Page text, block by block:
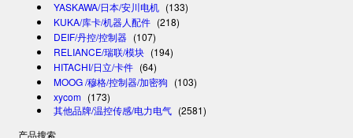
YASKAWA/日本/安川电机 (133)
KUKA/库卡/机器人配件 (218)
DEIF/丹控/控制器 (107)
RELIANCE/瑞联/模块 (194)
HITACHI/日立/卡件 (64)
MOOG /穆格/控制器/加密狗 (103)
xycom (173)
其他品牌/温控传感/电力电气 (2581)
产品搜索